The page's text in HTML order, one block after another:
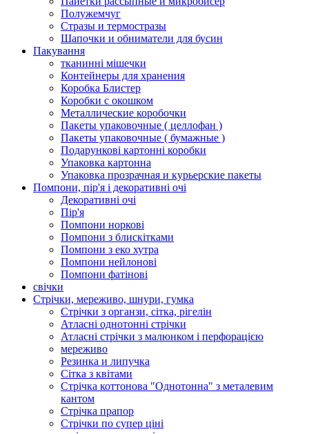
Полужемчуг
Стразы и термостразы
Шапочки и обниматели для бусин
Пакування
тканинні мішечки
Контейнеры для хранения
Коробка Блистер
Коробки с окошком
Металлические коробочки
Пакеты упаковочные ( целлофан )
Пакеты упаковочные ( бумажные )
Подарункові картонні коробки
Упаковка картонна
Упаковка прозрачная и курьерские пакеты
Помпони, пір'я і декоративні очі
Декоративні очі
Пір'я
Помпони норкові
Помпони з блискітками
Помпони з еко хутра
Помпони нейлонові
Помпони фатінові
свічки
Стрічки, мереживо, шнури, гумка
Стрічки з органзи, сітка, рігелін
Атласні однотонні стрічки
Атласні стрічки з малюнком і перфорацією
мереживо
Резинка и липучка
Сітка з квітами
Стрічка коттонова "Однотонна" з металевим
кантом
Стрічка прапор
Стрічки по супер ціні